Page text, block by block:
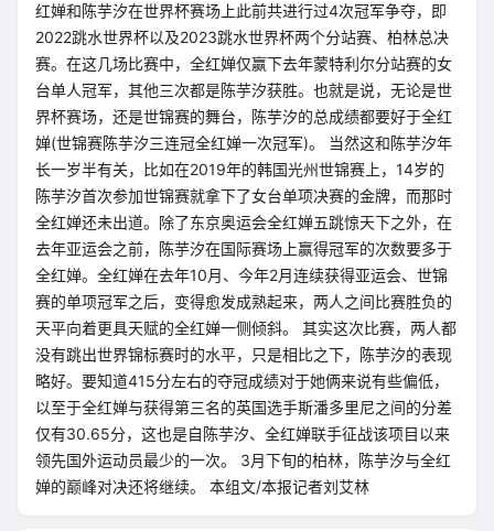
红婵和陈芋汐在世界杯赛场上此前共进行过4次冠军争夺，即
2022跳水世界杯以及2023跳水世界杯两个分站赛、柏林总决
赛。在这几场比赛中，全红婵仅赢下去年蒙特利尔分站赛的女
台单人冠军，其他三次都是陈芋汐获胜。也就是说，无论是世
界杯赛场，还是世锦赛的舞台，陈芋汐的总成绩都要好于全红
婵(世锦赛陈芋汐三连冠全红婵一次冠军)。 当然这和陈芋汐年
长一岁半有关，比如在2019年的韩国光州世锦赛上，14岁的
陈芋汐首次参加世锦赛就拿下了女台单项决赛的金牌，而那时
全红婵还未出道。除了东京奥运会全红婵五跳惊天下之外，在
去年亚运会之前，陈芋汐在国际赛场上赢得冠军的次数要多于
全红婵。全红婵在去年10月、今年2月连续获得亚运会、世锦
赛的单项冠军之后，变得愈发成熟起来，两人之间比赛胜负的
天平向着更具天赋的全红婵一侧倾斜。 其实这次比赛，两人都
没有跳出世界锦标赛时的水平，只是相比之下，陈芋汐的表现
略好。要知道415分左右的夺冠成绩对于她俩来说有些偏低，
以至于全红婵与获得第三名的英国选手斯潘多里尼之间的分差
仅有30.65分，这也是自陈芋汐、全红婵联手征战该项目以来
领先国外运动员最少的一次。 3月下旬的柏林，陈芋汐与全红
婵的巅峰对决还将继续。 本组文/本报记者刘艾林